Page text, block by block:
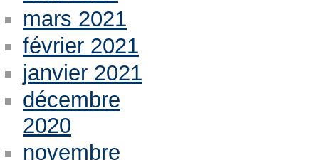
mars 2021
février 2021
janvier 2021
décembre
2020
novembre